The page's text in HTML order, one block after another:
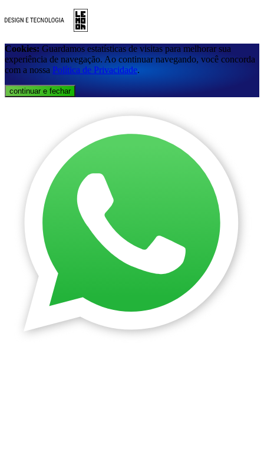
Cookies: Guardamos estatísticas de visitas para melhorar sua
experiência de navegação. Ao continuar navegando, você concorda
com a nossa Política de Privacidade.
continuar e fechar